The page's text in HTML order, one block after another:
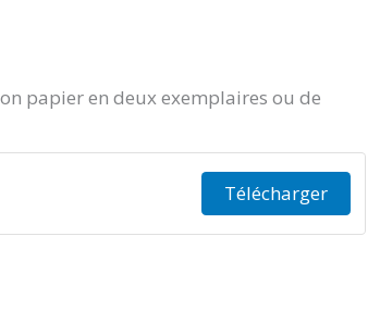
papier en deux exemplaires ou de
Télécharger